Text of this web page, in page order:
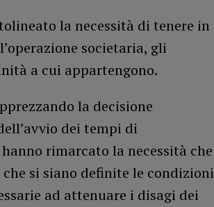
la necessità di tenere in
societaria, gli
a cui appartengono.
la decisione
dei tempi di
rimarcato la necessità che
si siano definite le condizioni
ad attenuare i disagi dei